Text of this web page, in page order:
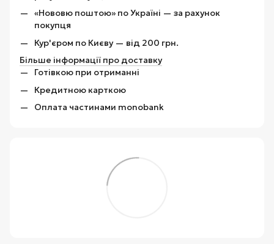
«Нововю поштою» по Україні — за рахунок
покупця
Кур'єром по Києву — від 200 грн.
Більше інформації про доставку
Готівкою при отриманні
Кредитною карткою
Оплата частинами monobank